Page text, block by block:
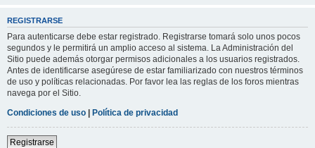
REGISTRARSE
Para autenticarse debe estar registrado. Registrarse tomará solo unos pocos
segundos y le permitirá un amplio acceso al sistema. La Administración del
Sitio puede además otorgar permisos adicionales a los usuarios registrados.
Antes de identificarse asegúrese de estar familiarizado con nuestros términos
de uso y políticas relacionadas. Por favor lea las reglas de los foros mientras
navega por el Sitio.
Condiciones de uso | Política de privacidad
Registrarse